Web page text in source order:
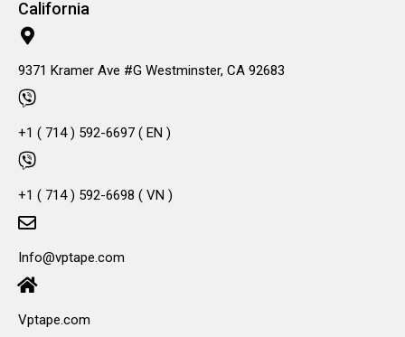
California
9371 Kramer Ave #G Westminster, CA 92683
+1 ( 714 ) 592-6697 ( EN )
+1 ( 714 ) 592-6698 ( VN )
Info@vptape.com
Vptape.com